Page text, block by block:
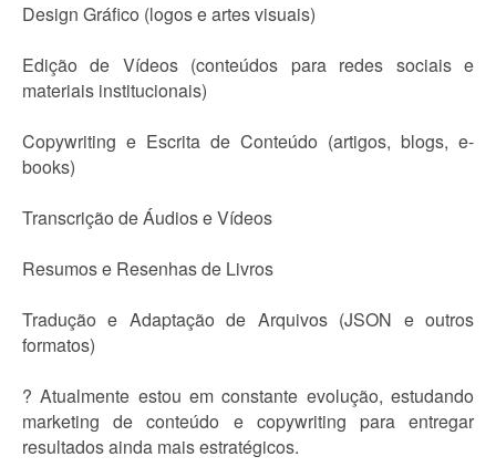
Design Gráfico (logos e artes visuais)
Edição de Vídeos (conteúdos para redes sociais e
materiais institucionais)
Copywriting e Escrita de Conteúdo (artigos, blogs, e-
books)
Transcrição de Áudios e Vídeos
Resumos e Resenhas de Livros
Tradução e Adaptação de Arquivos (JSON e outros
formatos)
? Atualmente estou em constante evolução, estudando
marketing de conteúdo e copywriting para entregar
resultados ainda mais estratégicos.